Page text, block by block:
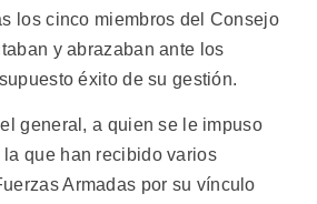
los cinco miembros del Consejo
y abrazaban ante los
éxito de su gestión.
general, a quien se le impuso
la que han recibido varios
Armadas por su vínculo